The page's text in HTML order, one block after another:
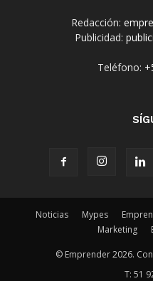
Redacción:
Publicidad:
Teléfono:
Noticias Mypes
Marketing
© Emprender 2026.
T: 51